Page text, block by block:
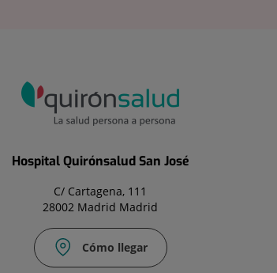
Hospital Quirónsalud San José
C/ Cartagena, 111
28002 Madrid Madrid
Cómo llegar